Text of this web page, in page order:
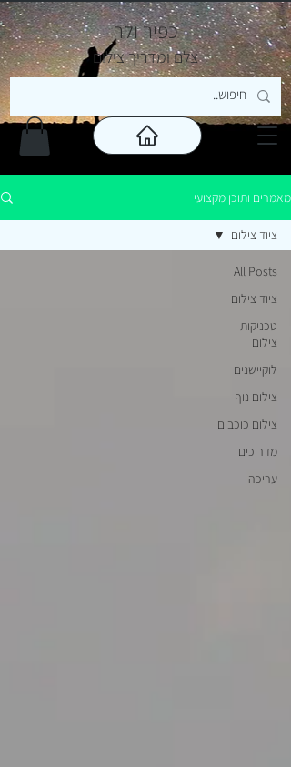
כפיר ולר
צלם ומדריך צילום
מאמרים ותוכן מקצועי
All Posts
ציוד צילום
טכניקות
צילום
לוקיישנים
צילום נוף
צילום כוכבים
מדריכים
עריכה
ציוד צילום